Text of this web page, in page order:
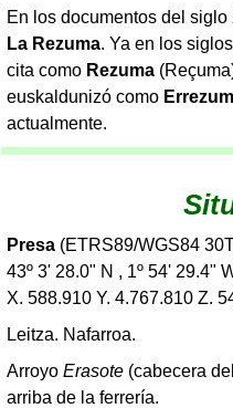
En los documentos del
La Rezuma. Ya en los
cita como Rezuma
euskaldunizó como
actualmente.
Presa (ETRS89/WGS84
43º 3' 28.0" N , 1º 54' 29.4"
X. 588.910 Y. 4.767.810 Z.
Leitza. Nafarroa.
Arroyo Erasote (cabecera
arriba de la ferrería.